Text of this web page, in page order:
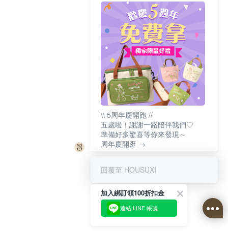
\\ 5周年慶開跑 //
五歲啦！謝謝一路陪伴我們♡
準備好多驚喜等你來發現～
周年慶開逛 →
回覆至 HOUSUXI
加入綁訂領100折扣金
連結 LINE 帳號